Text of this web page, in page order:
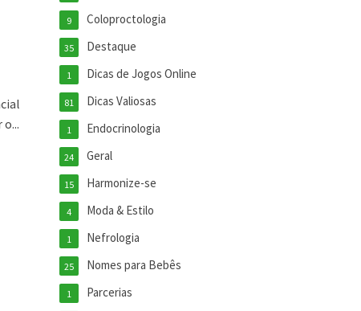
Coloproctologia
9
Destaque
35
Dicas de Jogos Online
1
Dicas Valiosas
81
Endocrinologia
1
Geral
24
Harmonize-se
15
Moda & Estilo
4
Nefrologia
1
Nomes para Bebês
25
Parcerias
1